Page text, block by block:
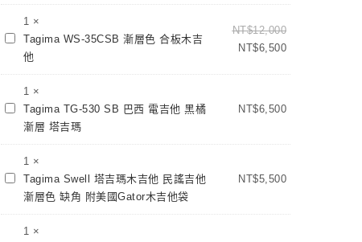
他
塔
瑪
民
雲
Tagima
WS-
35CSB
層
合
木
他
1 ×
Tagima WS-35CSB 漸層色 合板木吉
他
NT$12,000
NT$6,500
Tagima
TG-
530
巴
電
1 ×
Tagima TG-530 SB 巴西 電吉他 黑橘
漸層 塔吉瑪
NT$6,500
Tagima
Swell
塔
1 ×
Tagima Swell 塔吉瑪木吉他 民謠吉他
漸層色 缺角 附美國Gator木吉他袋
NT$5,500
1 ×